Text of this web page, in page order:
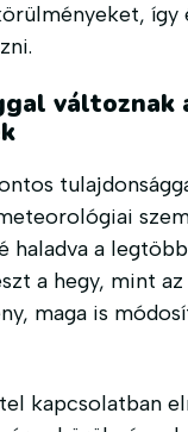
így
változnak
haladva a
a hegy, mint
maga is
kapcsolatban